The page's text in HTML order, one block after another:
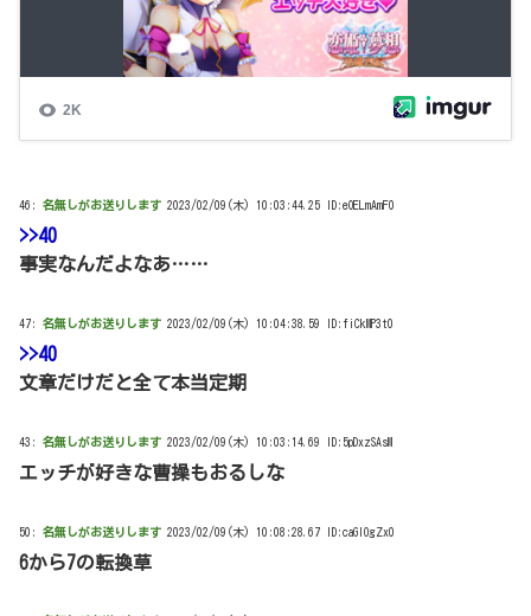
46: 名無しがお送りします 2023/02/09(木) 10:03:44.25 ID:eOELmAmF0
>>40
事実なんだよなあ……
47: 名無しがお送りします 2023/02/09(木) 10:04:38.59 ID:fiCkMP3t0
>>40
文章だけだと全て本当定期
43: 名無しがお送りします 2023/02/09(木) 10:03:14.69 ID:5pDxzSAsM
エッチが好きな曹操もおるしな
50: 名無しがお送りします 2023/02/09(木) 10:08:28.67 ID:caGlOgZx0
6から7の転換草